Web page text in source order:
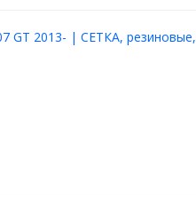
GT 2013- | СЕТКА, резиновые,